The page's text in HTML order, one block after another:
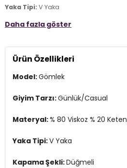
Yaka Tipi: V Yaka
Kapama Şekli:Düğmeli
Kumaş Tipi:Belirtilmemiş
Boy:Standart
Kalıp Bilgisi: Regular Fit
2DY15322270.65
Daha fazla göster
Ürün Özellikleri
Model:Gömlek
Giyim Tarzı:Günlük/Casual
Materyal:% 80 Viskoz % 20 Keten
Yaka Tipi:V Yaka
Kapama Şekli:Düğmeli